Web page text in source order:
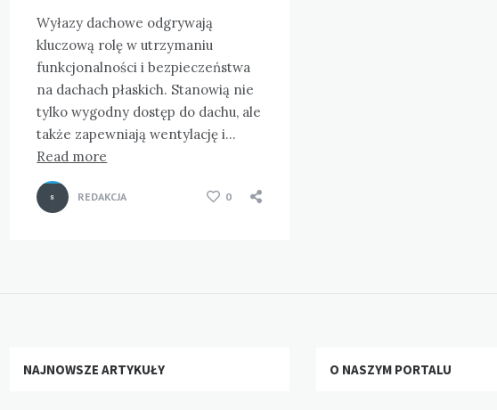
Wyłazy dachowe odgrywają
kluczową rolę w utrzymaniu
funkcjonalności i bezpieczeństwa
na dachach płaskich. Stanowią nie
tylko wygodny dostęp do dachu, ale
także zapewniają wentylację i…
Read more
REDAKCJA 0
NAJNOWSZE ARTYKUŁY O NASZYM PORTALU